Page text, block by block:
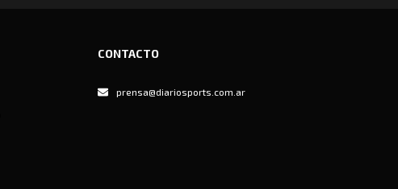
CONTACTO
prensa@diariosports.com.ar